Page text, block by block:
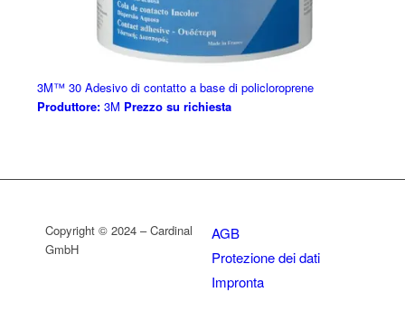
3M™ 30 Adesivo di contatto a base di policloroprene
Produttore:3M Prezzo su richiesta
Copyright © 2024 – Cardinal
GmbH
AGB
Protezione dei dati
Impronta